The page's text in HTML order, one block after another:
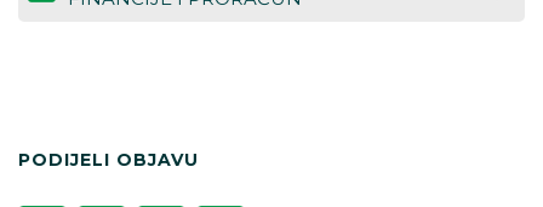
PODIJELI OBJAVU